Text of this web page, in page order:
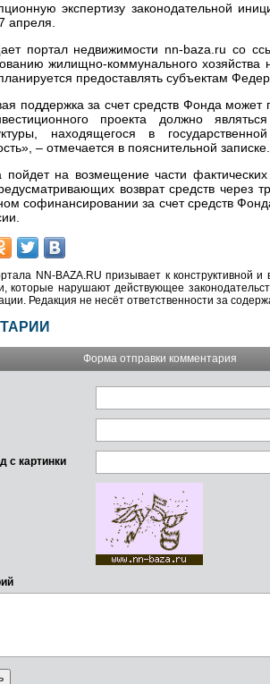
экспертизу законодательной
апреля.
портал недвижимости nn-baza.ru со
жилищно-коммунального хозяйства
предоставлять субъектам
поддержка за счет средств Фонда может
проекта должно
находящегося в
– отмечается в пояснительной записке.
пойдет на возмещение части
возврат средств через
софинансировании за счет средств
NN-BAZA.RU призывает к конструктивной
которые нарушают действующее
Редакция не несёт ответственности за
Форма отправки комментария
с картинки